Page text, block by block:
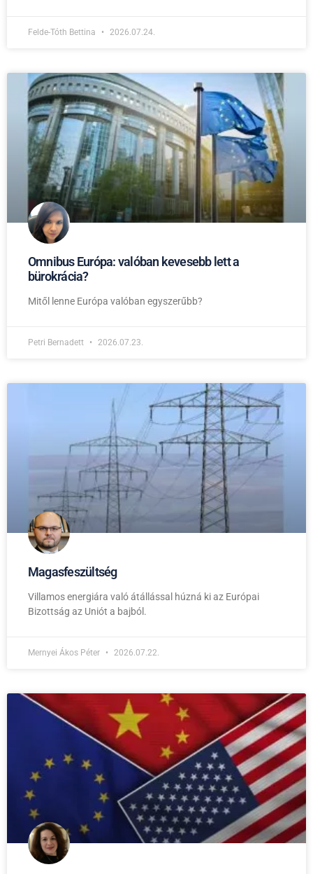
Felde-Tóth Bettina 2026.07.24.
Omnibus Európa: valóban kevesebb lett a
bürokrácia?
Mitől lenne Európa valóban egyszerűbb?
Petri Bernadett 2026.07.23.
Magasfeszültség
Villamos energiára való átállással húzná ki az Európai
Bizottság az Uniót a bajból.
Mernyei Ákos Péter 2026.07.22.